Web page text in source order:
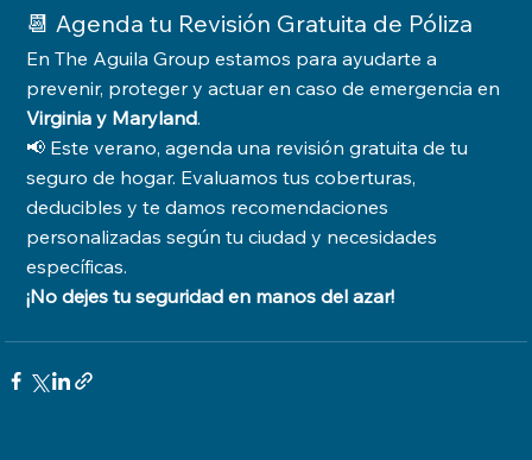
📆 Agenda tu Revisión Gratuita de Póliza
En The Aguila Group estamos para ayudarte a
prevenir, proteger y actuar en caso de emergencia en
Virginia y Maryland.
📢 Este verano, agenda una revisión gratuita de tu
seguro de hogar. Evaluamos tus coberturas,
deducibles y te damos recomendaciones
personalizadas según tu ciudad y necesidades
específicas.
¡No dejes tu seguridad en manos del azar!